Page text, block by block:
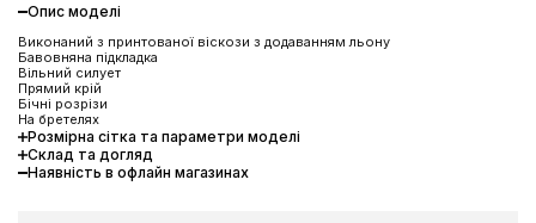
Опис моделі
Виконаний з принтованої віскози з додаванням льону
Бавовняна підкладка
Вільний силует
Прямий крій
Бічні розрізи
На бретелях
Розмірна сітка та параметри моделі
Склад та догляд
Наявність в офлайн магазинах